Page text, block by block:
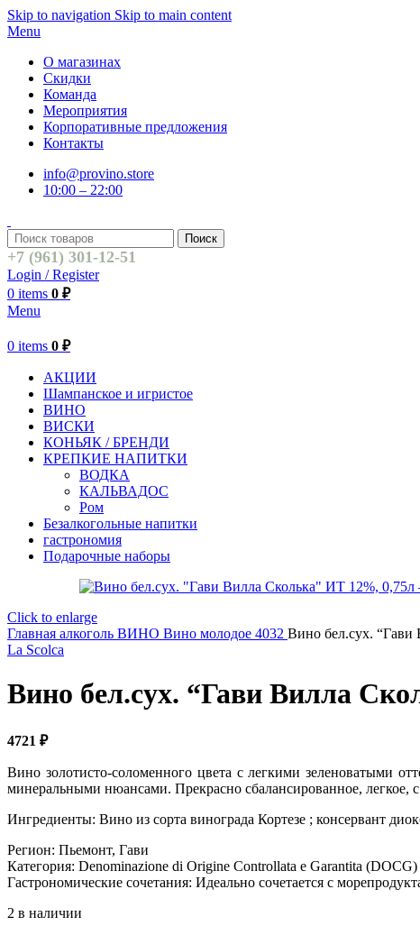
Skip to navigation Skip to main content
Menu
О магазинах
Скидки
Команда
Мероприятия
Корпоративные предложения
Контакты
info@provino.store
10:00 – 22:00
Поиск
+7 (961) 301-12-51
Login / Register
0 items 0 ₽
Menu
0 items 0 ₽
АКЦИИ
Шампанское и игристое
ВИНО
ВИСКИ
КОНЬЯК / БРЕНДИ
КРЕПКИЕ НАПИТКИ
ВОДКА
КАЛЬВАДОС
Ром
Безалкогольные напитки
гастрономия
Подарочные наборы
Click to enlarge
Главная алкоголь ВИНО Вино молодое 4032 Вино бел.сух. “Гави
La Scolca
Вино бел.сух. “Гави Вилла
4721 ₽
Вино золотисто-соломенного цвета с легкими зеленоватыми
минеральными нюансами. Прекрасно сбалансированное, легкое,
Ингредиенты: Вино из сорта винограда Кортезе ; консервант
Регион: Пьемонт, Гави
Категория: Denominazione di Origine Controllata e Garantita (DOCG)
Гастрономические сочетания: Идеально сочетается с
2 в наличии